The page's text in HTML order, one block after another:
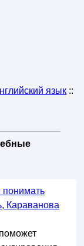
язык::
понимать
Караванова